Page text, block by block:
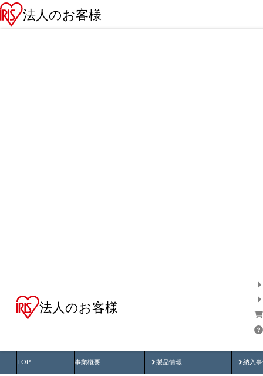
法人のお客様
法人のお客様
TOP 事業概要 製品情報
製品動画 納入
納